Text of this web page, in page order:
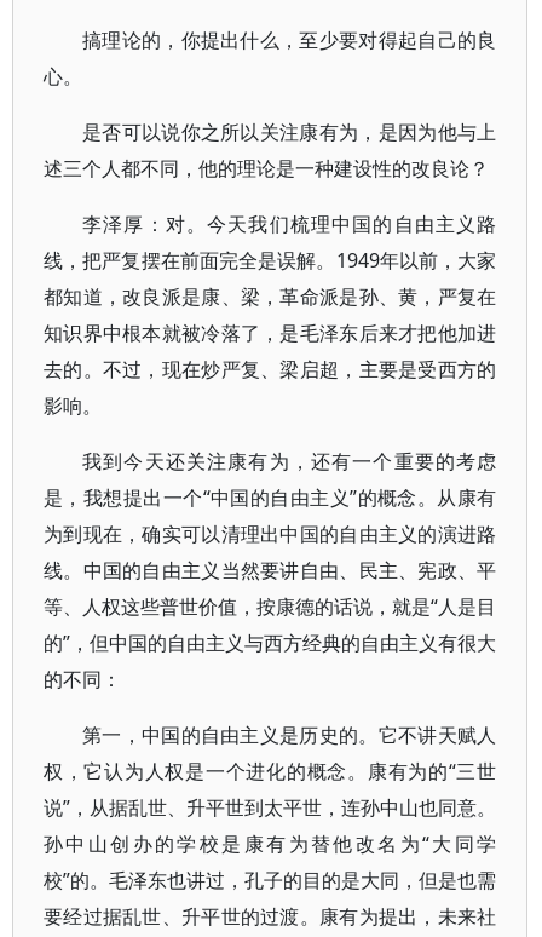
搞理论的，你提出什么，至少要对得起自己的良
心。
是否可以说你之所以关注康有为，是因为他与上
述三个人都不同，他的理论是一种建设性的改良论？
李泽厚：对。今天我们梳理中国的自由主义路
线，把严复摆在前面完全是误解。1949年以前，大家
都知道，改良派是康、梁，革命派是孙、黄，严复在
知识界中根本就被冷落了，是毛泽东后来才把他加进
去的。不过，现在炒严复、梁启超，主要是受西方的
影响。
我到今天还关注康有为，还有一个重要的考虑
是，我想提出一个“中国的自由主义”的概念。从康有
为到现在，确实可以清理出中国的自由主义的演进路
线。中国的自由主义当然要讲自由、民主、宪政、平
等、人权这些普世价值，按康德的话说，就是“人是目
的”，但中国的自由主义与西方经典的自由主义有很大
的不同：
第一，中国的自由主义是历史的。它不讲天赋人
权，它认为人权是一个进化的概念。康有为的“三世
说”，从据乱世、升平世到太平世，连孙中山也同意。
孙中山创办的学校是康有为替他改名为“大同学
校”的。毛泽东也讲过，孔子的目的是大同，但是也需
要经过据乱世、升平世的过渡。康有为提出，未来社